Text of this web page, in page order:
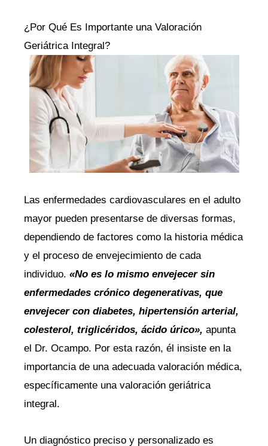
¿Por Qué Es Importante una Valoración
Geriátrica Integral?
Las enfermedades cardiovasculares en el adulto
mayor pueden presentarse de diversas formas,
dependiendo de factores como la historia médica
y el proceso de envejecimiento de cada
individuo. «No es lo mismo envejecer sin
enfermedades crónico degenerativas, que
envejecer con diabetes, hipertensión arterial,
colesterol, triglicéridos, ácido úrico», apunta
el Dr. Ocampo. Por esta razón, él insiste en la
importancia de una adecuada valoración médica,
específicamente una valoración geriátrica
integral.
Un diagnóstico preciso y personalizado es